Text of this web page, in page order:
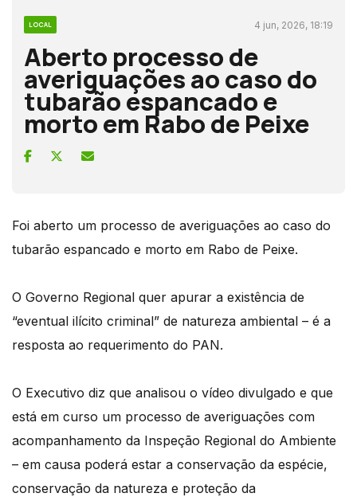
LOCAL 4 jun, 2026, 18:19
Aberto processo de
averiguações ao caso do
tubarão espancado e
morto em Rabo de Peixe
Foi aberto um processo de averiguações ao caso do
tubarão espancado e morto em Rabo de Peixe.
O Governo Regional quer apurar a existência de
“eventual ilícito criminal” de natureza ambiental – é a
resposta ao requerimento do PAN.
O Executivo diz que analisou o vídeo divulgado e que
está em curso um processo de averiguações com
acompanhamento da Inspeção Regional do Ambiente
– em causa poderá estar a conservação da espécie,
conservação da natureza e proteção da